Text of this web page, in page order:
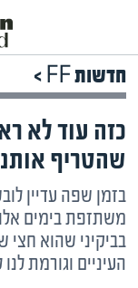
חדשות FF >
כזה עוד לא
שהטריף
בזמן שפה עדיין
משתזפת בימים
בביקיני שהוא חצי
העיניים וגורמת